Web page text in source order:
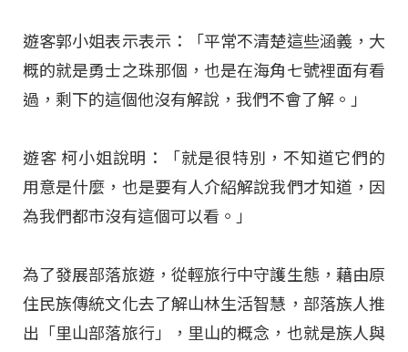
遊客郭小姐表示表示：「平常不清楚這些涵義，大
概的就是勇士之珠那個，也是在海角七號裡面有看
過，剩下的這個他沒有解說，我們不會了解。」
遊客 柯小姐說明：「就是很特別，不知道它們的
用意是什麼，也是要有人介紹解說我們才知道，因
為我們都市沒有這個可以看。」
為了發展部落旅遊，從輕旅行中守護生態，藉由原
住民族傳統文化去了解山林生活智慧，部落族人推
出「里山部落旅行」，里山的概念，也就是族人與